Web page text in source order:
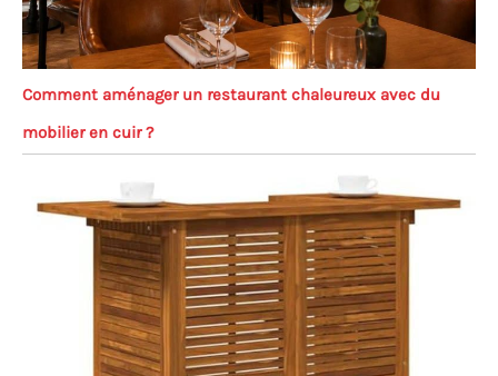
Comment aménager un restaurant chaleureux avec du
mobilier en cuir ?